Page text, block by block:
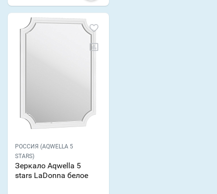
РОССИЯ (AQWELLA 5
STARS)
Зеркало Aqwella 5
stars LaDonna белое